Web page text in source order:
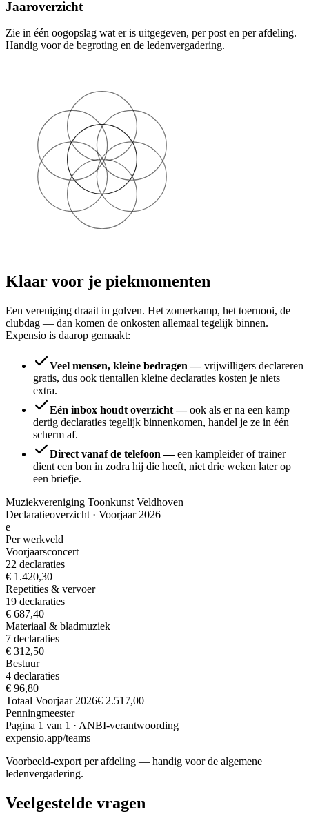
Jaaroverzicht
Zie in één oogopslag wat er is uitgegeven, per post en per afdeling.
Handig voor de begroting en de ledenvergadering.
Klaar voor je piekmomenten
Een vereniging draait in golven. Het zomerkamp, het toernooi, de
clubdag — dan komen de onkosten allemaal tegelijk binnen.
Expensio is daarop gemaakt:
Veel mensen, kleine bedragen — vrijwilligers declareren
gratis, dus ook tientallen kleine declaraties kosten je niets
extra.
Eén inbox houdt overzicht— ook als er na een kamp
dertig declaraties tegelijk binnenkomen, handel je ze in één
scherm af.
Direct vanaf de telefoon — een kampleider of trainer
dient een bon in zodra hij die heeft, niet drie weken later op
een briefje.
Muziekvereniging Toonkunst Veldhoven
Declaratieoverzicht · Voorjaar 2026
e
Per werkveld
Voorjaarsconcert
22 declaraties
€ 1.420,30
Repetities & vervoer
19 declaraties
€ 687,40
Materiaal & bladmuziek
7 declaraties
€ 312,50
Bestuur
4 declaraties
€ 96,80
Totaal Voorjaar 2026€ 2.517,00
Penningmeester
Pagina 1 van 1 · ANBI-verantwoording
expensio.app/teams
Voorbeeld-export per afdeling — handig voor de algemene
ledenvergadering.
Veelgestelde vragen